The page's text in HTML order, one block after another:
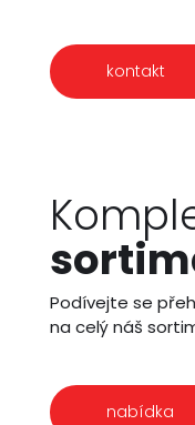
kontakt
Podívejte se
na celý náš
nabídka